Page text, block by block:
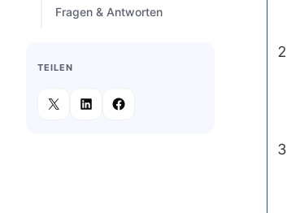
TEILEN
Fragen & Antworten